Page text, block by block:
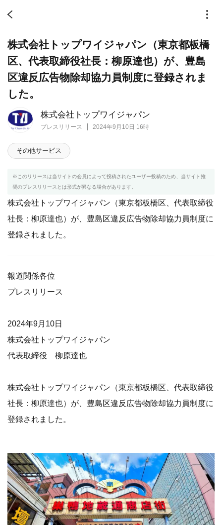
株式会社トップワイジャパン
プレスリリース 2024年9月10日 16時
株式会社トップワイジャパン（東京都板橋
区、代表取締役社長：柳原達也）が、豊島
区違反広告物除却協力員制度に登録されま
した。
その他サービス
※このリリースは当サイトの会員によって投稿されたユーザー投稿のため、当サイト推
奨のプレスリリースとは形式が異なる場合があります。
株式会社トップワイジャパン（東京都板橋区、代表取締役
社長：柳原達也）が、豊島区違反広告物除却協力員制度に
登録されました。
報道関係各位
プレスリリース
2024年9月10日
株式会社トップワイジャパン
代表取締役 柳原達也
株式会社トップワイジャパン（東京都板橋区、代表取締役
社長：柳原達也）が、豊島区違反広告物除却協力員制度に
登録されました。